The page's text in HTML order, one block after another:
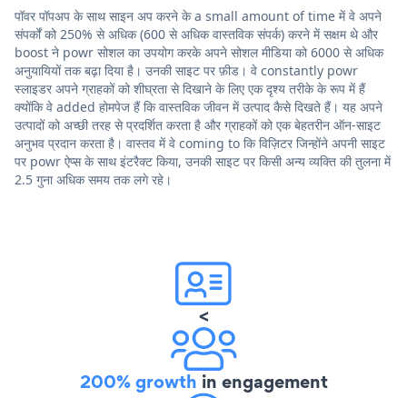
पॉवर पॉपअप के साथ साइन अप करने के a small amount of time में वे अपने
संपर्कों को 250% से अधिक (600 से अधिक वास्तविक संपर्क) करने में सक्षम थे और
boost ने powr सोशल का उपयोग करके अपने सोशल मीडिया को 6000 से अधिक
अनुयायियों तक बढ़ा दिया है। उनकी साइट पर फ़ीड। वे constantly powr
स्लाइडर अपने ग्राहकों को शीघ्रता से दिखाने के लिए एक दृश्य तरीके के रूप में हैं
क्योंकि वे added होमपेज हैं कि वास्तविक जीवन में उत्पाद कैसे दिखते हैं। यह अपने
उत्पादों को अच्छी तरह से प्रदर्शित करता है और ग्राहकों को एक बेहतरीन ऑन-साइट
अनुभव प्रदान करता है। वास्तव में वे coming to कि विज़िटर जिन्होंने अपनी साइट
पर powr ऐप्स के साथ इंटरैक्ट किया, उनकी साइट पर किसी अन्य व्यक्ति की तुलना में
2.5 गुना अधिक समय तक लगे रहे।
<
200% growth in engagement